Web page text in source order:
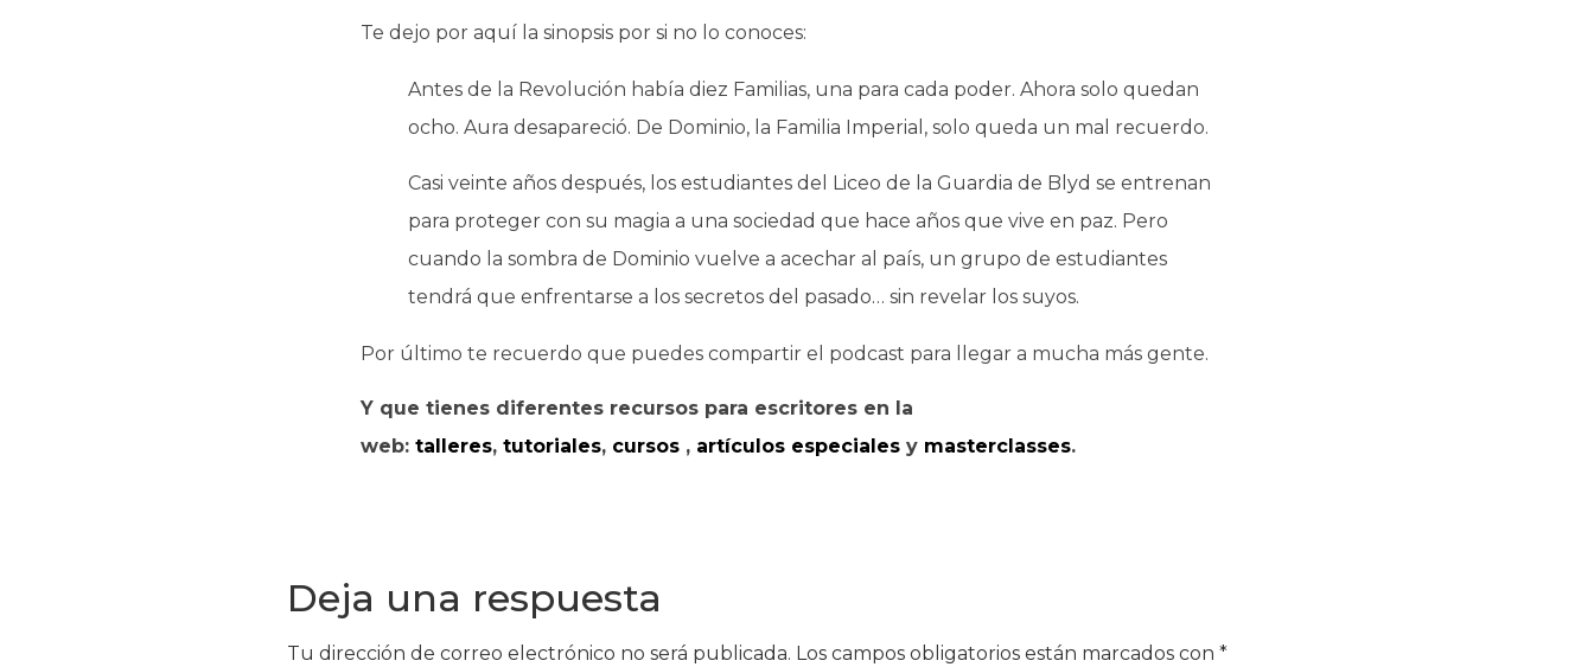
Te dejo por aquí la sinopsis por si no lo conoces:
Antes de la Revolución había diez Familias, una para cada poder. Ahora solo quedan
ocho. Aura desapareció. De Dominio, la Familia Imperial, solo queda un mal recuerdo.
Casi veinte años después, los estudiantes del Liceo de la Guardia de Blyd se entrenan
para proteger con su magia a una sociedad que hace años que vive en paz. Pero
cuando la sombra de Dominio vuelve a acechar al país, un grupo de estudiantes
tendrá que enfrentarse a los secretos del pasado… sin revelar los suyos.
Por último te recuerdo que puedes compartir el podcast para llegar a mucha más gente.
Y que tienes diferentes recursos para escritores en la
web: talleres, tutoriales, cursos , artículos especialesy masterclasses.
Deja una respuesta
Tu dirección de correo electrónico no será publicada. Los campos obligatorios están marcados con *